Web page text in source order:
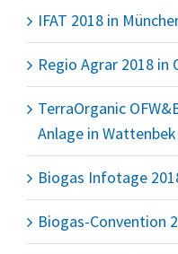
IFAT 2018 in
Regio Agrar 2018 in
TerraOrganic
Anlage in Wattenbek
Biogas Infotage
Biogas-Convention